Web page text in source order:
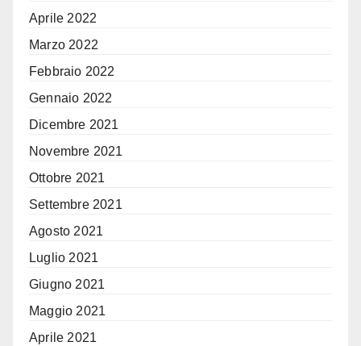
Aprile 2022
Marzo 2022
Febbraio 2022
Gennaio 2022
Dicembre 2021
Novembre 2021
Ottobre 2021
Settembre 2021
Agosto 2021
Luglio 2021
Giugno 2021
Maggio 2021
Aprile 2021